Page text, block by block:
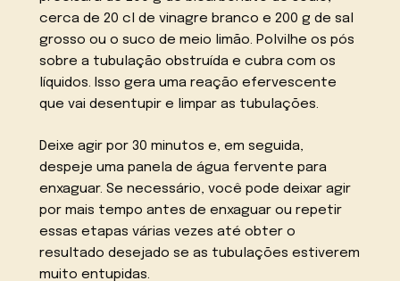
cerca de 20 cl de vinagre branco e 200 g de sal
grosso ou o suco de meio limão. Polvilhe os pós
sobre a tubulação obstruída e cubra com os
líquidos. Isso gera uma reação efervescente
que vai desentupir e limpar as tubulações.
Deixe agir por 30 minutos e, em seguida,
despeje uma panela de água fervente para
enxaguar. Se necessário, você pode deixar agir
por mais tempo antes de enxaguar ou repetir
essas etapas várias vezes até obter o
resultado desejado se as tubulações estiverem
muito entupidas.